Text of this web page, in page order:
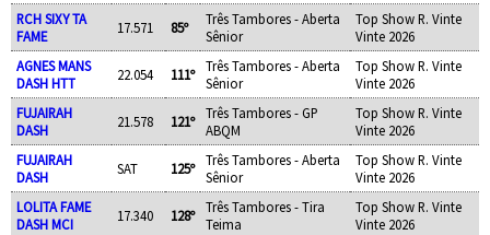
RCH SIXY TA
FAME
17.571 85º
Três Tambores - Aberta
Sênior
Top Show R. Vinte
Vinte 2026
AGNES MANS
DASH HTT
22.054 111º
Três Tambores - Aberta
Sênior
Top Show R. Vinte
Vinte 2026
FUJAIRAH
DASH
21.578 121º
Três Tambores - GP
ABQM
Top Show R. Vinte
Vinte 2026
FUJAIRAH
DASH
SAT 125º
Três Tambores - Aberta
Sênior
Top Show R. Vinte
Vinte 2026
LOLITA FAME
DASH MCI
17.340 128º
Três Tambores - Tira
Teima
Top Show R. Vinte
Vinte 2026